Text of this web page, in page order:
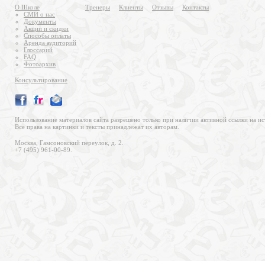
О Школе
СМИ о нас
Документы
Акции и скидки
Способы оплаты
Аренда аудиторий
Глоссарий
FAQ
Фотоархив
Тренеры Клиенты Отзывы Контакты
Консультирование
Использование материалов сайта разрешено только при наличии активной ссылки на
Все права на картинки и тексты принадлежат их авторам.
Москва, Гамсоновский переулок, д. 2.
+7 (495) 961-00-89.